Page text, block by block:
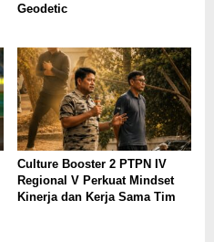
Geodetic
Culture Booster 2 PTPN IV
Regional V Perkuat Mindset
Kinerja dan Kerja Sama Tim